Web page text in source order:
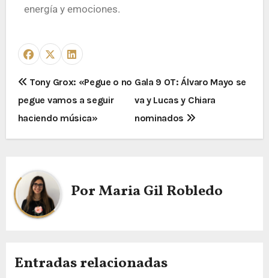
energía y emociones.
Tony Grox: «Pegue o no
pegue vamos a seguir
haciendo música»
Gala 9 OT: Álvaro Mayo se
va y Lucas y Chiara
nominados
PorMaria Gil Robledo
Entradas relacionadas